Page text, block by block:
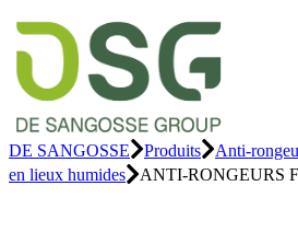
DE SANGOSSE Produits Anti-
en lieux humides
ANTI-RONGEURS